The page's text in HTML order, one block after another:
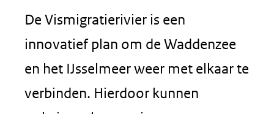
De Vismigratierivier is een
innovatief plan om de Waddenzee
en het IJsselmeer weer met elkaar te
verbinden. Hierdoor kunnen